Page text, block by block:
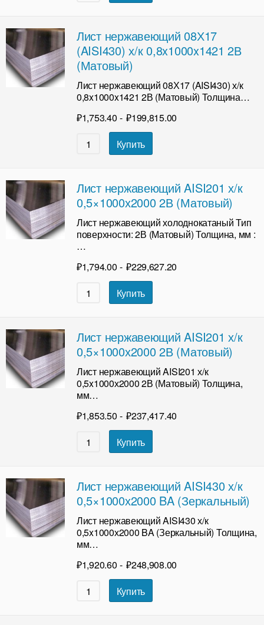
Лист нержавеющий 08Х17
(AISI430) х/к 0,8x1000x1421 2В
(Матовый)
Лист нержавеющий 08Х17 (AISI430) х/к
0,8x1000x1421 2В (Матовый) Толщина…
₽1,753.40 - ₽199,815.00
Купить
Лист нержавеющий AISI201 х/к
0,5×1000х2000 2В (Матовый)
Лист нержавеющий холоднокатаный Тип
поверхности: 2В (Матовый) Толщина, мм :
…
₽1,794.00 - ₽229,627.20
Купить
Лист нержавеющий AISI201 х/к
0,5×1000х2000 2В (Матовый)
Лист нержавеющий AISI201 х/к
0,5x1000х2000 2В (Матовый) Толщина,
мм…
₽1,853.50 - ₽237,417.40
Купить
Лист нержавеющий AISI430 х/к
0,5×1000х2000 BA (Зеркальный)
Лист нержавеющий AISI430 х/к
0,5x1000х2000 BA (Зеркальный) Толщина,
мм…
₽1,920.60 - ₽248,908.00
Купить